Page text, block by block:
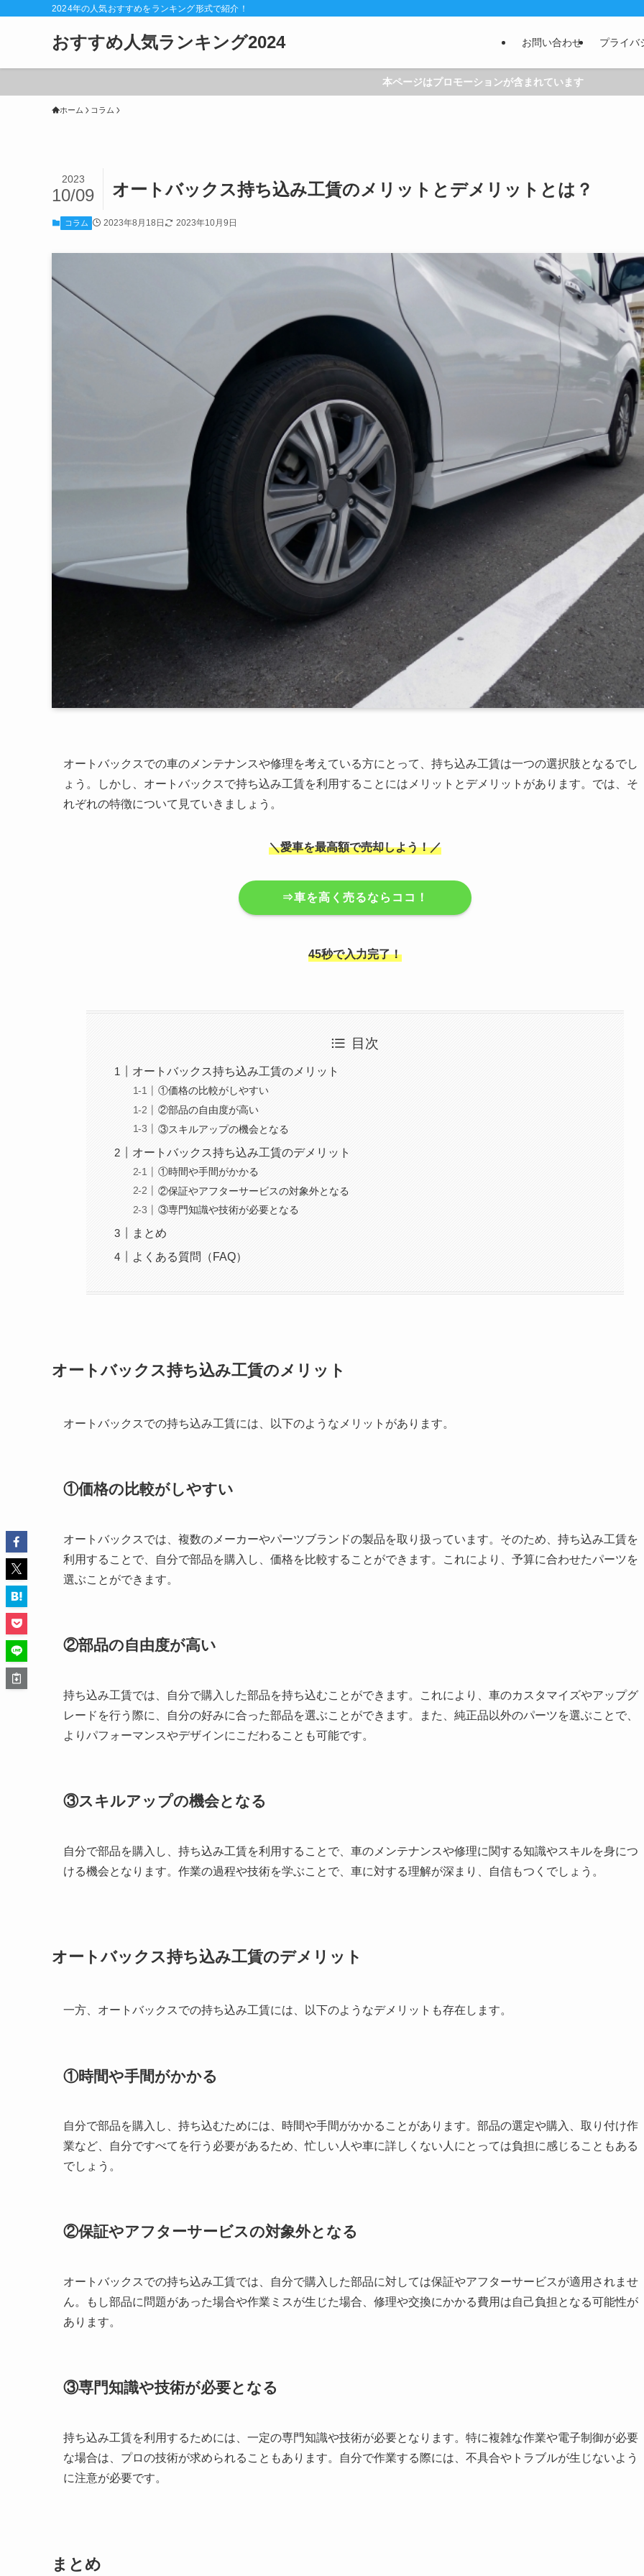
2024年の人気おすすめをランキング形式で紹介！
おすすめ人気ランキング2024 お問い合わせ プライバ
本ページはプロモーションが含まれています
ホーム コラム
オートバックス持ち込み工賃のメリットとデメリットとは？
2023
10/09
コラム 2023年8月18日 2023年10月9日
オートバックスでの車のメンテナンスや修理を考えている方にとって、持ち込み工賃は一つの選択肢となるでし
ょう。しかし、オートバックスで持ち込み工賃を利用することにはメリットとデメリットがあります。では、そ
れぞれの特徴について見ていきましょう。
＼愛車を最高額で売却しよう！／
⇒車を高く売るならココ！
45秒で入力完了！
目次
オートバックス持ち込み工賃のメリット
①価格の比較がしやすい
②部品の自由度が高い
③スキルアップの機会となる
オートバックス持ち込み工賃のデメリット
①時間や手間がかかる
②保証やアフターサービスの対象外となる
③専門知識や技術が必要となる
まとめ
よくある質問（FAQ）
オートバックス持ち込み工賃のメリット
オートバックスでの持ち込み工賃には、以下のようなメリットがあります。
①価格の比較がしやすい
オートバックスでは、複数のメーカーやパーツブランドの製品を取り扱っています。そのため、持ち込み工賃を
利用することで、自分で部品を購入し、価格を比較することができます。これにより、予算に合わせたパーツを
選ぶことができます。
②部品の自由度が高い
持ち込み工賃では、自分で購入した部品を持ち込むことができます。これにより、車のカスタマイズやアップグ
レードを行う際に、自分の好みに合った部品を選ぶことができます。また、純正品以外のパーツを選ぶことで、
よりパフォーマンスやデザインにこだわることも可能です。
③スキルアップの機会となる
自分で部品を購入し、持ち込み工賃を利用することで、車のメンテナンスや修理に関する知識やスキルを身につ
ける機会となります。作業の過程や技術を学ぶことで、車に対する理解が深まり、自信もつくでしょう。
オートバックス持ち込み工賃のデメリット
一方、オートバックスでの持ち込み工賃には、以下のようなデメリットも存在します。
①時間や手間がかかる
自分で部品を購入し、持ち込むためには、時間や手間がかかることがあります。部品の選定や購入、取り付け作
業など、自分ですべてを行う必要があるため、忙しい人や車に詳しくない人にとっては負担に感じることもある
でしょう。
②保証やアフターサービスの対象外となる
オートバックスでの持ち込み工賃では、自分で購入した部品に対しては保証やアフターサービスが適用されませ
ん。もし部品に問題があった場合や作業ミスが生じた場合、修理や交換にかかる費用は自己負担となる可能性が
あります。
③専門知識や技術が必要となる
持ち込み工賃を利用するためには、一定の専門知識や技術が必要となります。特に複雑な作業や電子制御が必要
な場合は、プロの技術が求められることもあります。自分で作業する際には、不具合やトラブルが生じないよう
に注意が必要です。
まとめ